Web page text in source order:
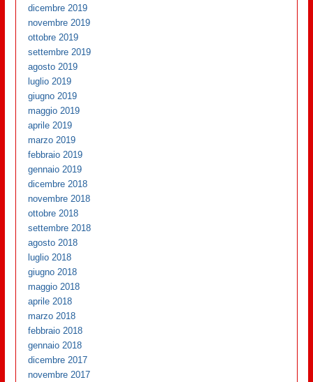
dicembre 2019
novembre 2019
ottobre 2019
settembre 2019
agosto 2019
luglio 2019
giugno 2019
maggio 2019
aprile 2019
marzo 2019
febbraio 2019
gennaio 2019
dicembre 2018
novembre 2018
ottobre 2018
settembre 2018
agosto 2018
luglio 2018
giugno 2018
maggio 2018
aprile 2018
marzo 2018
febbraio 2018
gennaio 2018
dicembre 2017
novembre 2017